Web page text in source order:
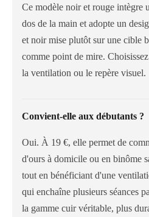
Ce modèle noir et rouge intègre
dos de la main et adopte un
et noir mise plutôt sur une cible
comme point de mire.
la ventilation ou le repère visuel.
Convient-elle aux débutants ?
Oui. À 19 €, elle permet de
d'ours à domicile ou en binôme
tout en bénéficiant d'une
qui enchaîne plusieurs séances
la gamme cuir véritable, plus